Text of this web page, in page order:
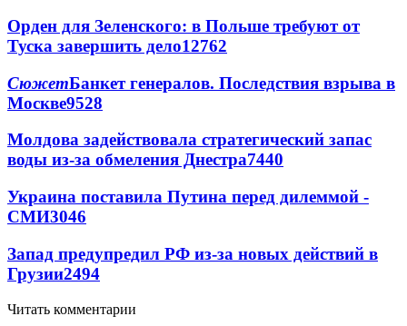
Орден для Зеленского: в Польше требуют от
Туска завершить дело12762
СюжетБанкет генералов. Последствия взрыва в
Москве9528
Молдова задействовала стратегический запас
воды из-за обмеления Днестра7440
Украина поставила Путина перед дилеммой -
СМИ3046
Запад предупредил РФ из-за новых действий в
Грузии2494
Читать комментарии